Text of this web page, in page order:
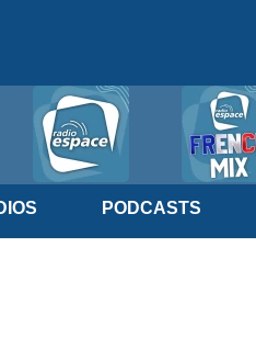
PODCASTS